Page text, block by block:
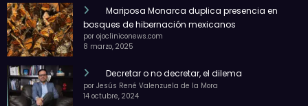
Mariposa Monarca duplica presencia en
bosques de hibernación mexicanos
por ojocliniconews.com
8 marzo, 2025
Decretar o no decretar, el dilema
por Jesús René Valenzuela de la Mora
14 octubre, 2024